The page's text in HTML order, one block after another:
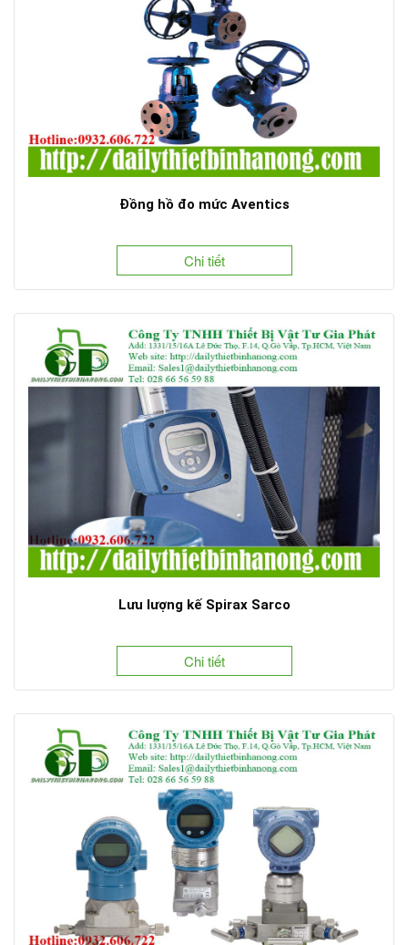
Đồng hồ đo mức Aventics
Chi tiết
Lưu lượng kế Spirax Sarco
Chi tiết